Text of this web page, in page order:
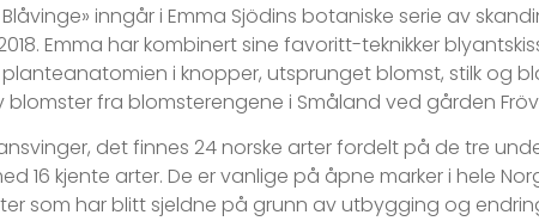
inngår i Emma Sjödins botaniske serie av
Emma har kombinert sine favoritt-teknikker
i knopper, utsprunget blomst, stilk og
fra blomsterengene i Småland ved gården
det finnes 24 norske arter fordelt på de tre
16 kjente arter. De er vanlige på åpne marker i hele
som har blitt sjeldne på grunn av utbygging og